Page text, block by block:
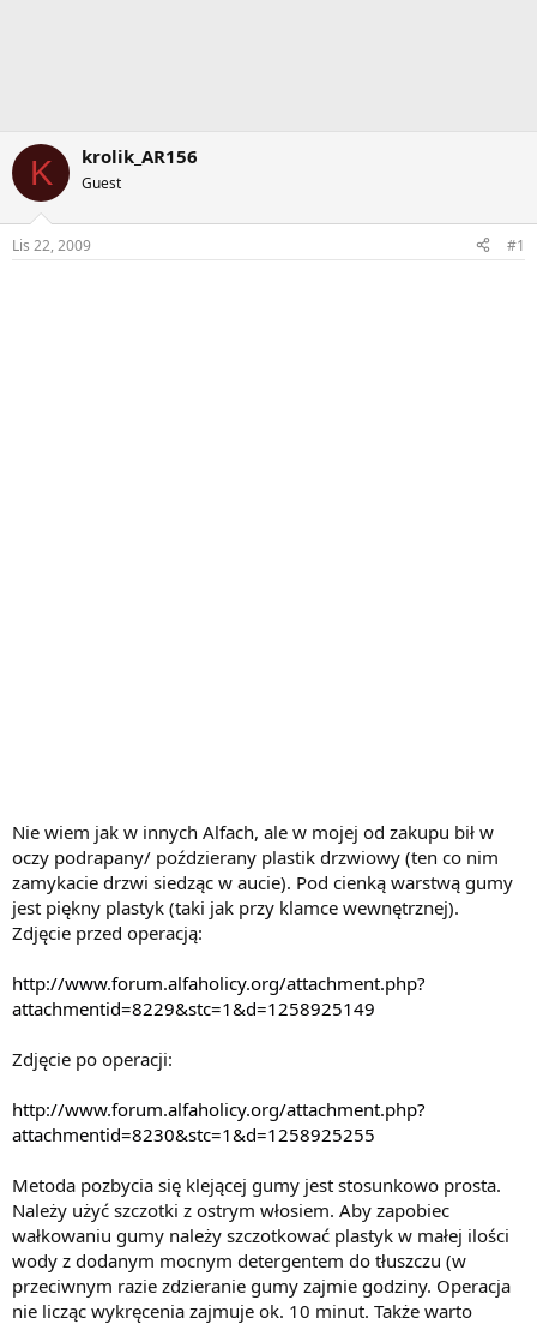
K krolik_AR156
Guest
Lis 22, 2009 #1
Nie wiem jak w innych Alfach, ale w mojej od zakupu bił w
oczy podrapany/ poździerany plastik drzwiowy (ten co nim
zamykacie drzwi siedząc w aucie). Pod cienką warstwą gumy
jest piękny plastyk (taki jak przy klamce wewnętrznej).
Zdjęcie przed operacją:
http://www.forum.alfaholicy.org/attachment.php?
attachmentid=8229&stc=1&d=1258925149
Zdjęcie po operacji:
http://www.forum.alfaholicy.org/attachment.php?
attachmentid=8230&stc=1&d=1258925255
Metoda pozbycia się klejącej gumy jest stosunkowo prosta.
Należy użyć szczotki z ostrym włosiem. Aby zapobiec
wałkowaniu gumy należy szczotkować plastyk w małej ilości
wody z dodanym mocnym detergentem do tłuszczu (w
przeciwnym razie zdzieranie gumy zajmie godziny. Operacja
nie licząc wykręcenia zajmuje ok. 10 minut. Także warto